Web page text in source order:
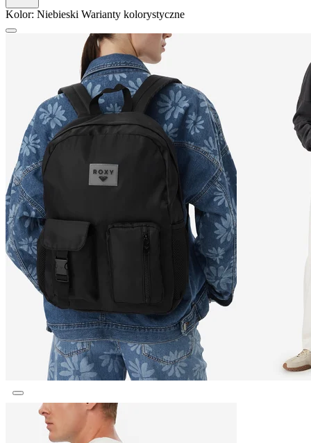
Kolor: Niebieski Warianty kolorystyczne